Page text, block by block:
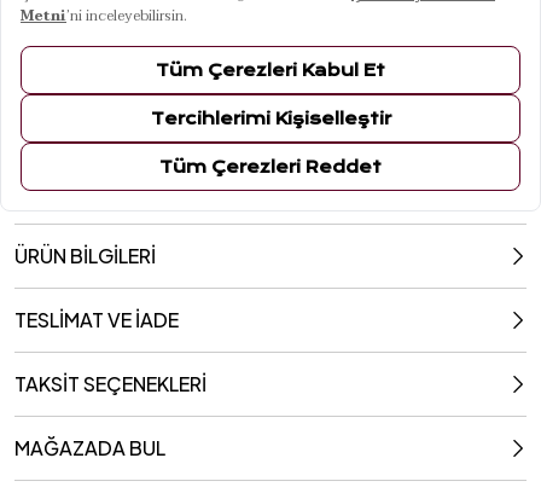
Beden
ÜRÜN BİLGİLERİ
TESLİMAT VE İADE
TAKSİT SEÇENEKLERİ
MAĞAZADA BUL